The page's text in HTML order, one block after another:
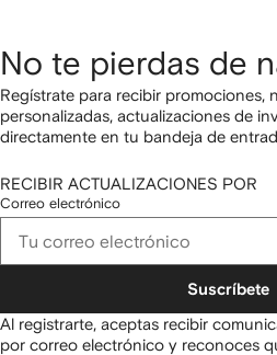
No te pierdas de
Regístrate para recibir promociones,
personalizadas, actualizaciones de
directamente en tu bandeja de
RECIBIR ACTUALIZACIONES POR
Correo electrónico
Suscríbete
Al registrarte, aceptas recibir
por correo electrónico y reconoces